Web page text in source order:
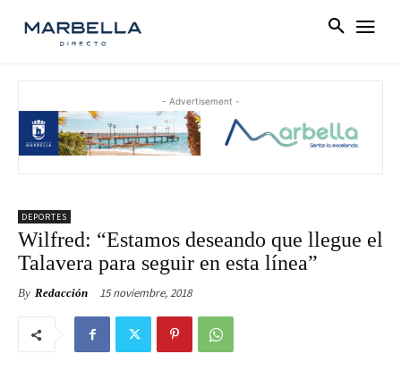
- Advertisement -
DEPORTES
Wilfred: “Estamos deseando que llegue el
Talavera para seguir en esta línea”
By Redacción 15 noviembre, 2018